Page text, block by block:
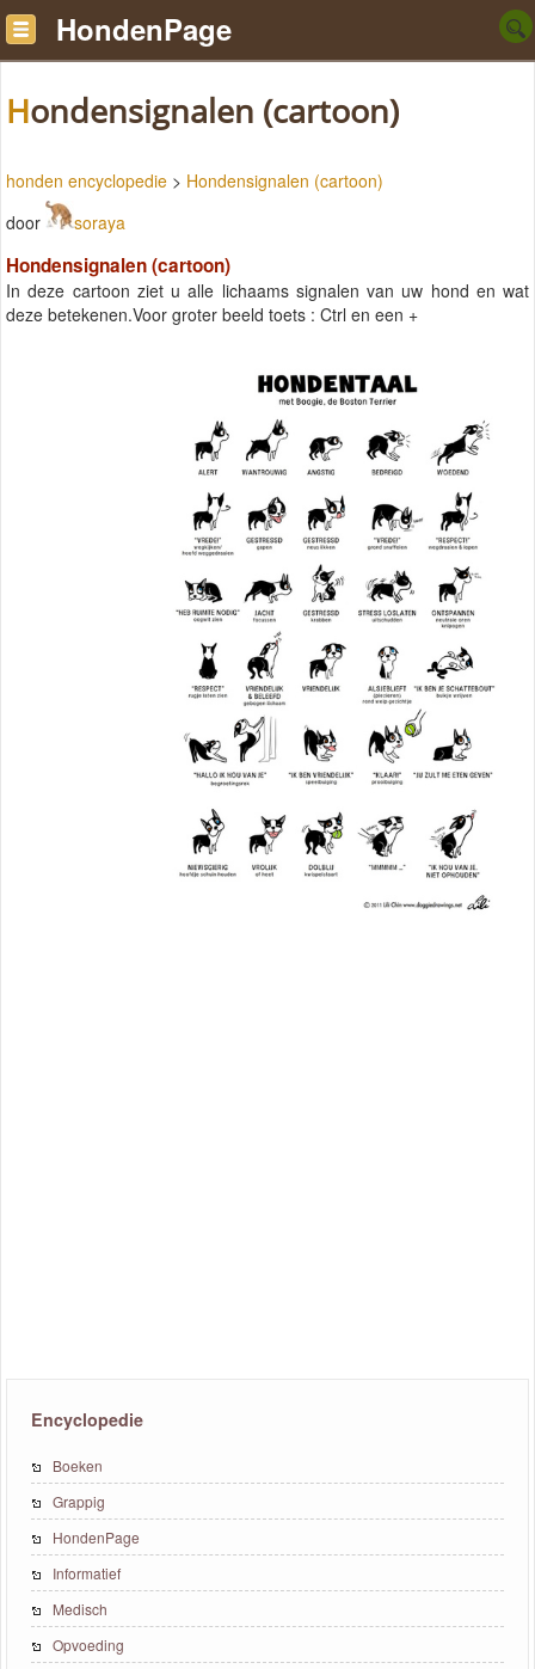
HondenPage
Hondensignalen (cartoon)
honden encyclopedie > Hondensignalen (cartoon)
door
soraya
Hondensignalen (cartoon)
In deze cartoon ziet u alle lichaams signalen van uw hond en wat
deze betekenen.Voor groter beeld toets : Ctrl en een +
Encyclopedie
Boeken
Grappig
HondenPage
Informatief
Medisch
Opvoeding